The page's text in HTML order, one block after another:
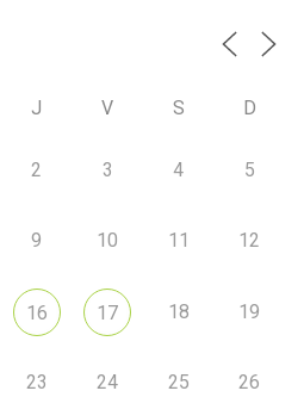
J V S D
2 3 4 5
9 10 11 12
16 17 18 19
23 24 25 26